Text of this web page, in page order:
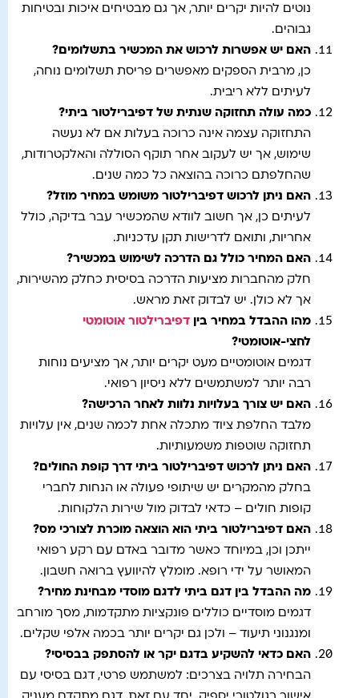
נוטים להיות יקרים יותר, אך גם מבטיחים איכות ובטיחות
גבוהים.
האם יש אפשרות לרכוש את המכשיר בתשלומים?
כן, מרבית הספקים מאפשרים פריסת תשלומים נוחה,
לעיתים ללא ריבית.
כמה עולה תחזוקה שנתית של דפיברילטור ביתי?
התחזוקה עצמה אינה כרוכה בעלות אם לא נעשה
שימוש, אך יש לעקוב אחר תוקף הסוללה והאלקטרודות,
שהחלפתם כרוכה בהוצאה כל כמה שנים.
האם ניתן לרכוש דפיברילטור משומש במחיר מוזל?
לעיתים כן, אך חשוב לוודא שהמכשיר עבר בדיקה, כולל
אחריות, ותואם לדרישות תקן עדכניות.
האם המחיר כולל גם הדרכה לשימוש במכשיר?
חלק מהחברות מציעות הדרכה בסיסית כחלק מהשירות,
אך לא כולן. יש לבדוק זאת מראש.
מהו ההבדל במחיר בין דפיברילטור אוטומטי
לחצי-אוטומטי?
דגמים אוטומטיים מעט יקרים יותר, אך מציעים נוחות
רבה יותר למשתמשים ללא ניסיון רפואי.
האם יש צורך בעלויות נלוות לאחר הרכישה?
מלבד החלפת ציוד מתכלה אחת לכמה שנים, אין עלויות
תחזוקה שוטפות משמעותיות.
האם ניתן לרכוש דפיברילטור ביתי דרך קופת החולים?
בחלק מהמקרים יש שיתופי פעולה או הנחות לחברי
קופות חולים – כדאי לבדוק מול שירות הלקוחות.
האם דפיברילטור ביתי הוא הוצאה מוכרת לצורכי מס?
ייתכן וכן, במיוחד כאשר מדובר באדם עם רקע רפואי
המאושר על ידי רופא. מומלץ להיוועץ ברואה חשבון.
מה ההבדל בין דגם ביתי לדגם מוסדי מבחינת מחיר?
דגמים מוסדיים כוללים פונקציות מתקדמות, מסך מורחב
ומנגנוני תיעוד – ולכן גם יקרים יותר בכמה אלפי שקלים.
האם כדאי להשקיע בדגם יקר או להסתפק בבסיסי?
הבחירה תלויה בצרכים: למשתמש פרטי, דגם בסיסי עם